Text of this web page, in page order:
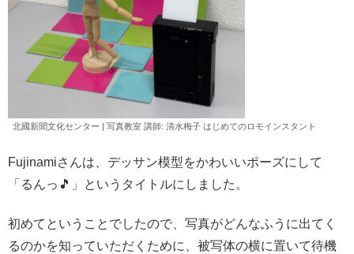
北國新聞文化センター | 写真教室 講師: 清水梅子 はじめてのロモインスタント
Fujinamiさんは、デッサン模型をかわいいポーズにして
「るんっ🎵」というタイトルにしました。
初めてということでしたので、写真がどんなふうに出てく
るのかを知っていただくために、被写体の横に置いて待機